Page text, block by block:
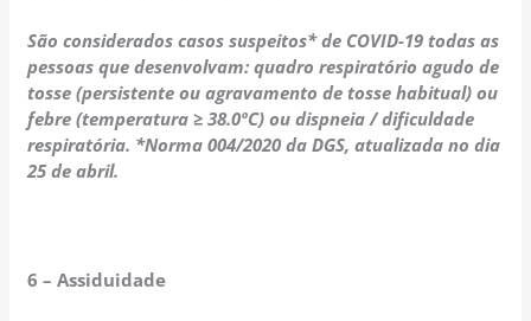
São considerados casos suspeitos* de COVID-19 todas as
pessoas que desenvolvam: quadro respiratório agudo de
tosse (persistente ou agravamento de tosse habitual) ou
febre (temperatura ≥ 38.0ºC) ou dispneia / dificuldade
respiratória. *Norma 004/2020 da DGS, atualizada no dia
25 de abril.
6 – Assiduidade